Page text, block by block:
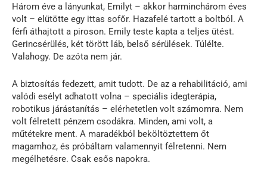
Három éve a lányunkat, Emilyt – akkor harminchárom éves
volt – elütötte egy ittas sofőr. Hazafelé tartott a boltból. A
férfi áthajtott a piroson. Emily teste kapta a teljes ütést.
Gerincsérülés, két törött láb, belső sérülések. Túlélte.
Valahogy. De azóta nem jár.
A biztosítás fedezett, amit tudott. De az a rehabilitáció, ami
valódi esélyt adhatott volna – speciális idegterápia,
robotikus járástanítás – elérhetetlen volt számomra. Nem
volt félretett pénzem csodákra. Minden, ami volt, a
műtétekre ment. A maradékból beköltöztettem őt
magamhoz, és próbáltam valamennyit félretenni. Nem
megélhetésre. Csak esős napokra.